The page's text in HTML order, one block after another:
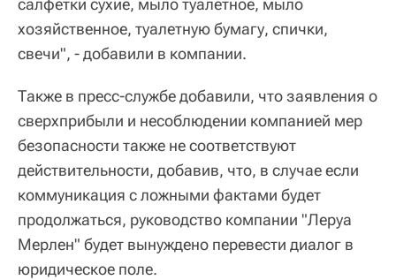
салфетки сухие, мыло туалетное, мыло
хозяйственное, туалетную бумагу, спички,
свечи", - добавили в компании.
Также в пресс-службе добавили, что заявления о
сверхприбыли и несоблюдении компанией мер
безопасности также не соответствуют
действительности, добавив, что, в случае если
коммуникация с ложными фактами будет
продолжаться, руководство компании "Леруа
Мерлен" будет вынуждено перевести диалог в
юридическое поле.